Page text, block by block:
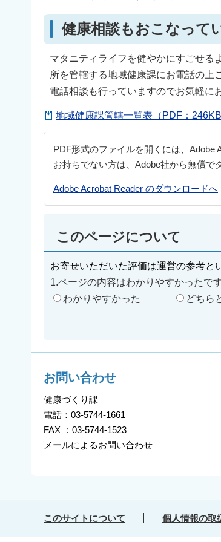
健康相談もおこなって
マタニティライフを健やかにすごせる
所を管轄する地域健康課にお電話の上
電話相談も行っていますのでお気軽に
地域健康課管轄一覧表（PDF：246KB
PDF形式のファイルを開くには、Adobe
お持ちでない方は、Adobe社から無償で
Adobe Acrobat Reader のダウンロードへ
このページについて
お寄せいただいた評価は運営の参考と
1.ページの内容はわかりやすかったで
わかりやすかった
どちら
お問い合わせ
健康づくり課
電話：03-5744-1661
FAX ：03-5744-1523
メールによるお問い合わせ
このサイトについて 個人情報の取